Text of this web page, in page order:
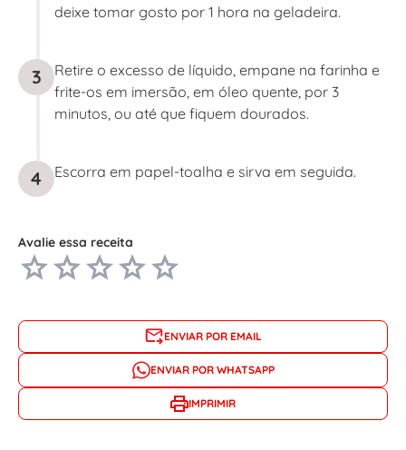
deixe tomar gosto por 1 hora na geladeira.
3
Retire o excesso de líquido, empane na farinha e
frite-os em imersão, em óleo quente, por 3
minutos, ou até que fiquem dourados.
4 Escorra em papel-toalha e sirva em seguida.
Avalie essa receita
ENVIAR POR EMAIL
ENVIAR POR WHATSAPP
IMPRIMIR